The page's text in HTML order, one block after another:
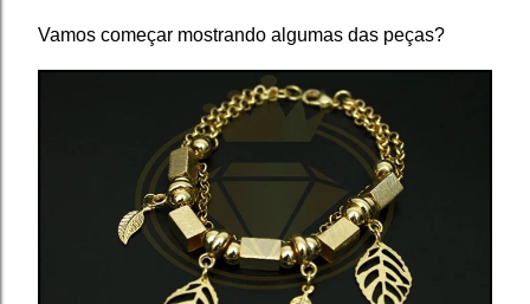
Vamos começar mostrando algumas das peças?